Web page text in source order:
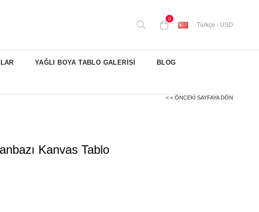
0
Türkçe - USD
YAĞLI BOYA TABLO GALERİSİ BLOG
< < ÖNCEKI SAYFAYA DÖN
Kanvas Tablo